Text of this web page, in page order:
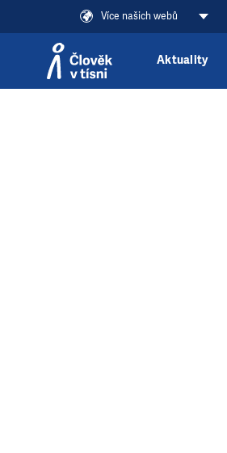
Více našich webů
Aktuality